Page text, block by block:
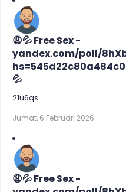
😩💦 Free Sex -
yandex.com/poll/
💦
21u6qs
Jumat, 6 Februari 2026
😩💦 Free Sex -